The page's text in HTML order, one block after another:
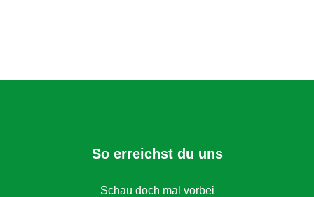
So erreichst du uns
Schau doch mal vorbei